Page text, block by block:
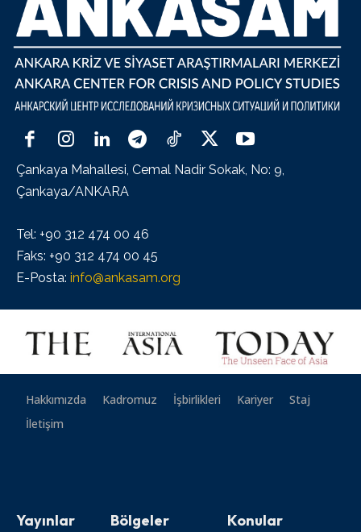
Çankaya Mahallesi, Cemal Nadir Sokak, No: 9,
Çankaya/ANKARA
Tel: +90 312 474 00 46
Faks: +90 312 474 00 45
E-Posta: info@ankasam.org
Hakkımızda Kadromuz İşbirlikleri Kariyer
Staj
İletişim
Yayınlar Bölgeler Konular